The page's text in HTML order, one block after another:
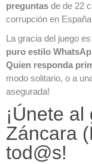
preguntas de de 22
corrupción en
La gracia del juego
puro estilo
Quien responda
modo solitario, o a
asegurada!
¡Únete
Záncara
tod@s!